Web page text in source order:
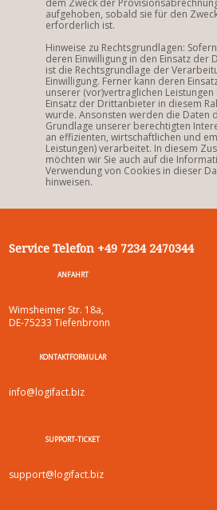
aufgehoben, sobald sie für den
erforderlich ist.
Hinweise zu Rechtsgrundlagen:
deren Einwilligung in den Einsatz der
ist die Rechtsgrundlage der
Einwilligung. Ferner kann deren
unserer (vor)vertraglichen
Einsatz der Drittanbieter in diesem
wurde. Ansonsten werden die Daten
Grundlage unserer berechtigten
an effizienten, wirtschaftlichen und
Leistungen) verarbeitet. In diesem
möchten wir Sie auch auf die
Verwendung von Cookies in dieser
hinweisen.
Service Telefon +49 7234 2470344
ANFAHRT
Wimsheimer Str. 18a,
DE-75233 Tiefenbronn
KONTAKTFORMULAR
info@logifact.biz
SUPPORT-TICKET
support@logifact.biz